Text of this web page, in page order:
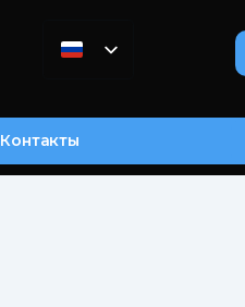
Контакты